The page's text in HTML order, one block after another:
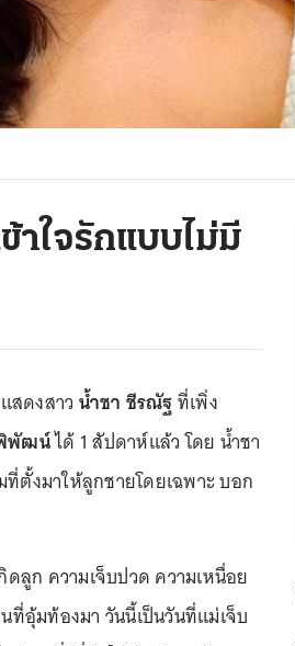
าใจรักแบบไม่มี
สดงสาว น้ำชา ชีรณัฐที่เพิ่ง
พัฒน์ได้ 1 สัปดาห์แล้ว โดย น้ำชา
ตั้งมาให้ลูกชายโดยเฉพาะ บอก
ลูก ความเจ็บปวด ความเหนื่อย
ที่อุ้มท้องมา วันนี้เป็นวันที่แม่เจ็บ